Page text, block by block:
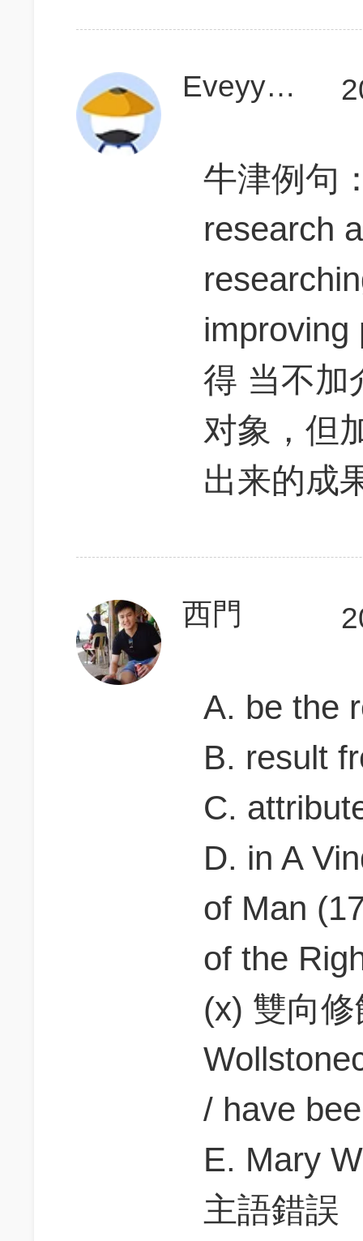
Eveyyyy7
牛津例句
research
improving
得 当不加
对象，但
出来的成
西門
A. be the
B. result
C.
D. in A
of Man
of the
(x) 雙向
/ have
E. Mary
主語錯誤